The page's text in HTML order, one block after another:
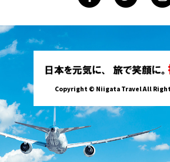
Copyright © Niigata Travel All